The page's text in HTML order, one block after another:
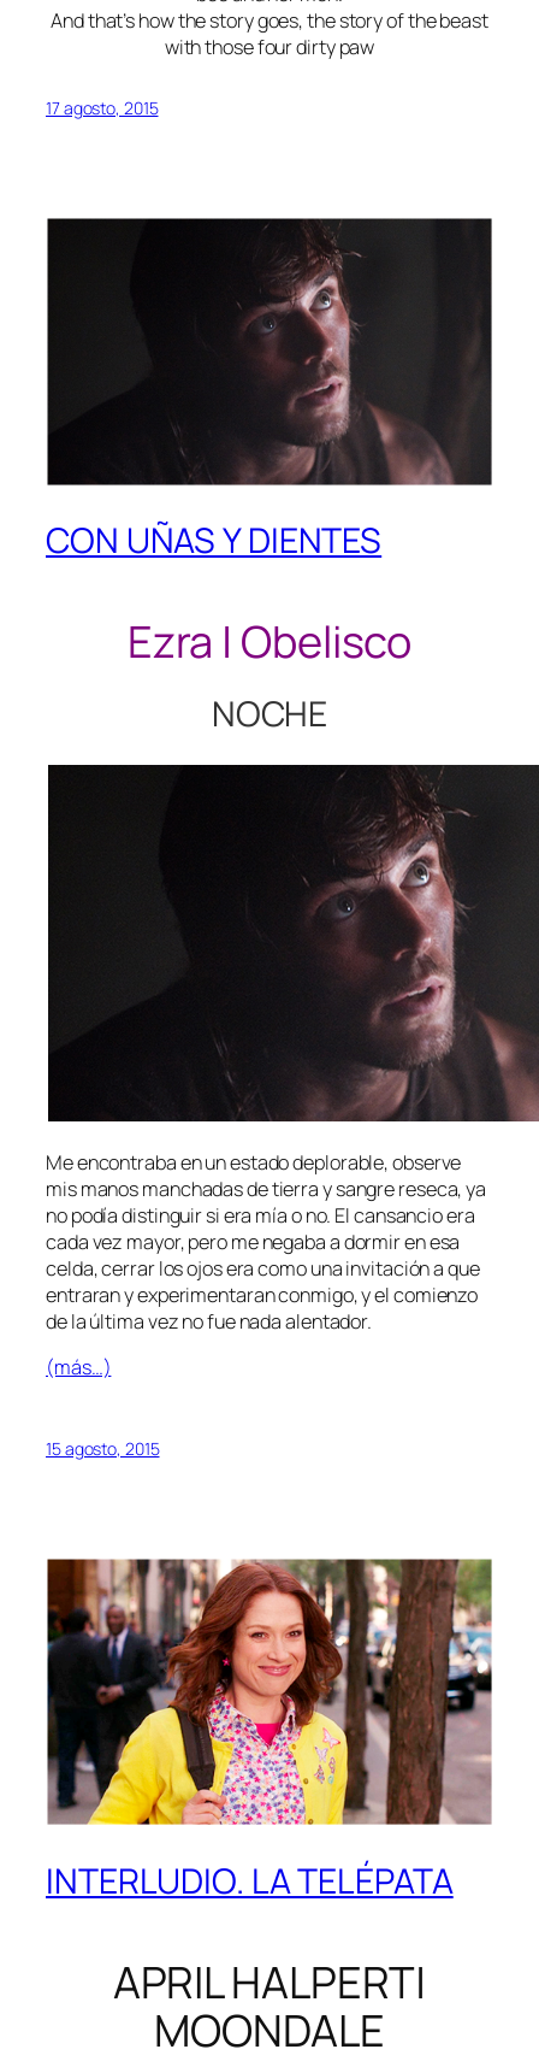
And that’s how the story goes, the story of the beast
with those four dirty paw
17 agosto, 2015
CON UÑAS Y DIENTES
Ezra | Obelisco
NOCHE
Me encontraba en un estado deplorable, observe
mis manos manchadas de tierra y sangre reseca, ya
no podía distinguir si era mía o no. El cansancio era
cada vez mayor, pero me negaba a dormir en esa
celda, cerrar los ojos era como una invitación a que
entraran y experimentaran conmigo, y el comienzo
de la última vez no fue nada alentador.
(más…)
15 agosto, 2015
INTERLUDIO. LA TELÉPATA
APRIL HALPERT|
MOONDALE